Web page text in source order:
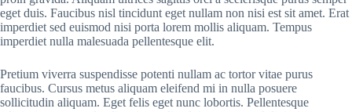
eget duis. Faucibus nisl tincidunt eget nullam non nisi est sit amet. Erat
imperdiet sed euismod nisi porta lorem mollis aliquam. Tempus
imperdiet nulla malesuada pellentesque elit.
Pretium viverra suspendisse potenti nullam ac tortor vitae purus
faucibus. Cursus metus aliquam eleifend mi in nulla posuere
sollicitudin aliquam. Eget felis eget nunc lobortis. Pellentesque